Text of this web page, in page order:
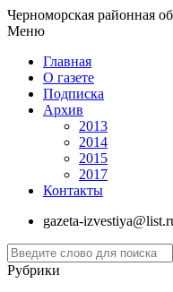
Черноморская районная
Меню
Главная
О газете
Подписка
Архив
2013
2014
2015
2017
Контакты
gazeta-
Рубрики